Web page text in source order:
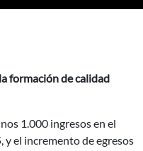
formación de calidad
1.000 ingresos en el
y el incremento de egresos